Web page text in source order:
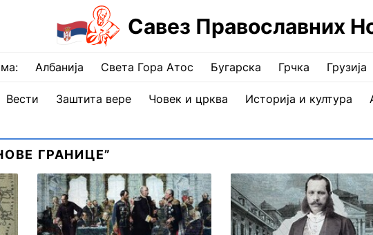
Савез Православних
Албанија Света Гора Атос Бугарска Грчка Грузија
Вести Заштита вере Човек и црква Историја и култура
ГРАНИЦЕ”